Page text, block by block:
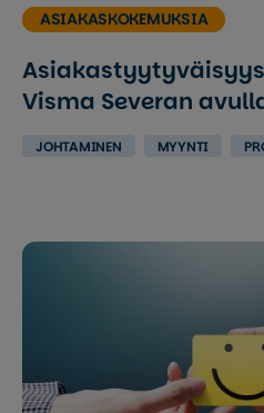
ASIAKASKOKEMUKSIA
Visma Severan
JOHTAMINEN MYYNTI